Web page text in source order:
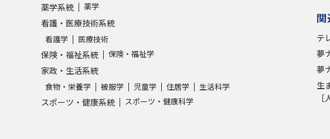
ユーザーサポート
Ｑ＆Ａ よくあるご質問
このサイト
資料の料金のお支払いについて 受付内容・発送状況の確認
個人情報取扱規定
特定商取引表記
薬学系統 薬学
看護・医療技術系統
看護学 医療技術
保険・福祉系統 保険・福祉学
家政・生活系統
食物・栄養学 被服学 児童学 住居学 生活科学
スポーツ・健康系統 スポーツ・健康科学
テ
夢
夢
生